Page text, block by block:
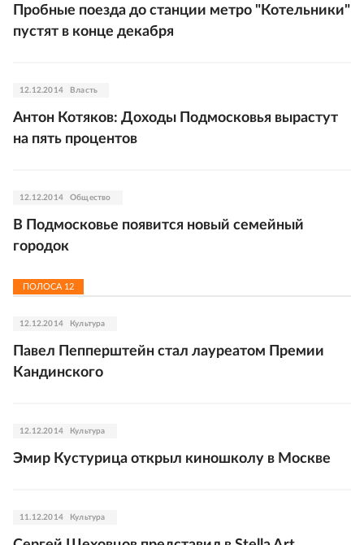
Пробные поезда до станции метро "Котельники"
пустят в конце декабря
12.12.2014 Власть
Антон Котяков: Доходы Подмосковья вырастут
на пять процентов
12.12.2014 Общество
В Подмосковье появится новый семейный
городок
ПОЛОСА 12
12.12.2014 Культура
Павел Пепперштейн стал лауреатом Премии
Кандинского
12.12.2014 Культура
Эмир Кустурица открыл киношколу в Москве
11.12.2014 Культура